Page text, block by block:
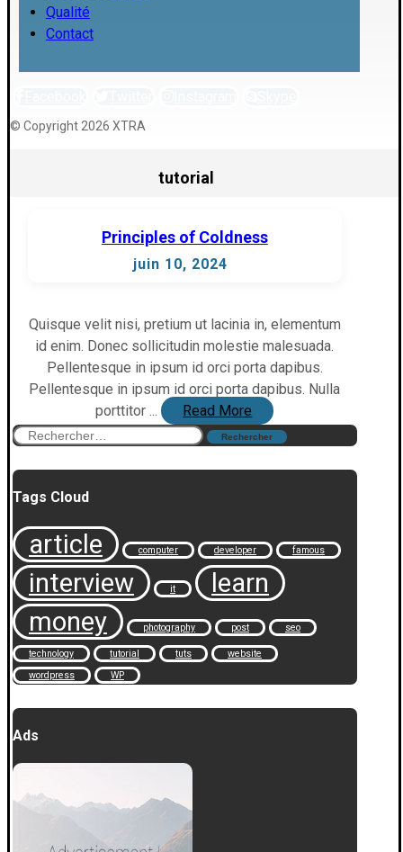
Qualité
Contact
© Copyright 2026 XTRA
tutorial
Principles of Coldness
juin 10, 2024
Quisque velit nisi, pretium ut lacinia in, elementum
id enim. Donec sollicitudin molestie malesuada.
Pellentesque in ipsum id orci porta dapibus.
Pellentesque in ipsum id orci porta dapibus. Nulla
porttitor ...
Read More
Rechercher :
Tags Cloud
article computer developer famous
interview it
learn
money
photography post seo
technology tutorial tuts
website
wordpress
WP
Ads